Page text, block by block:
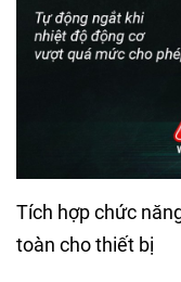
Tích hợp chức
toàn cho thiết bị